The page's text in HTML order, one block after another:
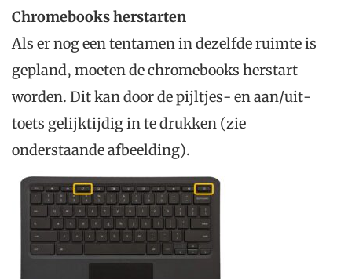
Chromebooks herstarten
Als er nog een tentamen in dezelfde ruimte is
gepland, moeten de chromebooks herstart
worden. Dit kan door de pijltjes- en aan/uit-
toets gelijktijdig in te drukken (zie
onderstaande afbeelding).